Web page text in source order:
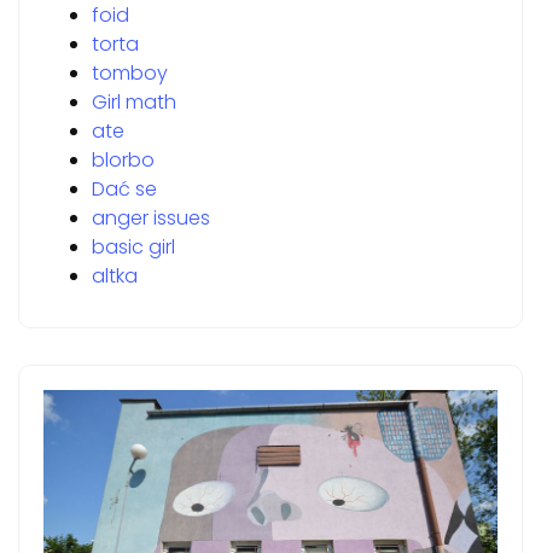
foid
torta
tomboy
Girl math
ate
blorbo
Dać se
anger issues
basic girl
altka